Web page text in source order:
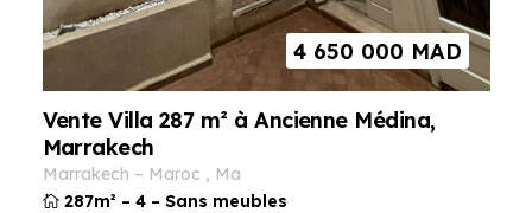
4 650 000 MAD
Vente Villa 287 m² à Ancienne Médina,
Marrakech
marrakech – maroc ,
ma
287m² – 4 – Sans meubles